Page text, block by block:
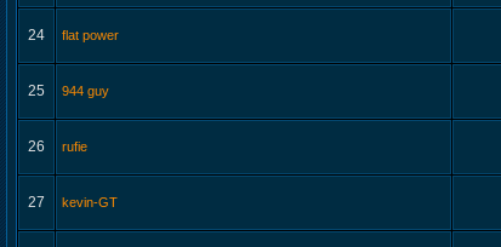
24 flat power
25 944 guy
26 rufie
27 kevin-GT